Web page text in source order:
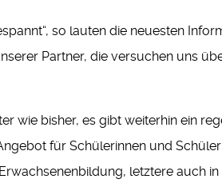
so lauten die neuesten
Partner, die versuchen uns
wie bisher, es gibt weiterhin ein
für Schülerinnen und
letztere auch